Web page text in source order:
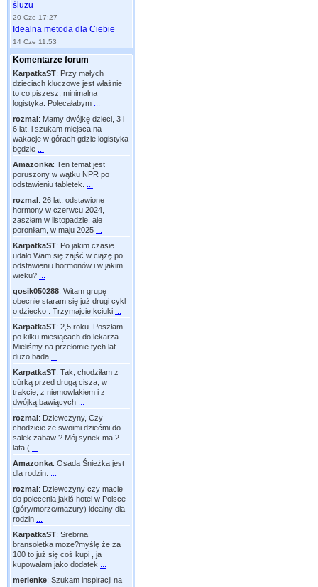
śluzu
20 Cze 17:27
Idealna metoda dla Ciebie
14 Cze 11:53
Komentarze forum
KarpatkaST: Przy małych
dzieciach kluczowe jest właśnie
to co piszesz, minimalna
logistyka. Polecałabym
rozmal: Mamy dwójkę dzieci, 3 i
6 lat, i szukam miejsca na
wakacje w górach gdzie logistyka
będzie
Amazonka: Ten temat jest
poruszony w wątku NPR po
odstawieniu tabletek.
rozmal: 26 lat, odstawione
hormony w czerwcu 2024,
zaszłam w listopadzie, ale
poroniłam, w maju 2025
KarpatkaST: Po jakim czasie
udało Wam się zajść w ciążę po
odstawieniu hormonów i w jakim
wieku?
gosik050288: Witam grupę
obecnie staram się już drugi cykl
o dziecko . Trzymajcie kciuki
KarpatkaST: 2,5 roku. Poszłam
po kilku miesiącach do lekarza.
Mieliśmy na przełomie tych lat
dużo bada
KarpatkaST: Tak, chodziłam z
córką przed drugą cisza, w
trakcie, z niemowlakiem i z
dwójką bawiących
rozmal: Dziewczyny, Czy
chodzicie ze swoimi dziećmi do
salek zabaw ? Mój synek ma 2
lata (
Amazonka: Osada Śnieżka jest
dla rodzin.
rozmal: Dziewczyny czy macie
do polecenia jakiś hotel w Polsce
(góry/morze/mazury) idealny dla
rodzin
KarpatkaST: Srebrna
bransoletka moze?myślę że za
100 to już się coś kupi , ja
kupowałam jako dodatek
merlenke: Szukam inspiracji na